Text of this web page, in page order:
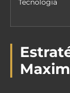
Tecnologia